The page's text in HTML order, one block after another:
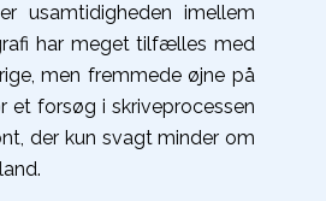
usamtidigheden imellem
har meget tilfælles med
men fremmede øjne på
et forsøg i skriveprocessen
der kun svagt minder om